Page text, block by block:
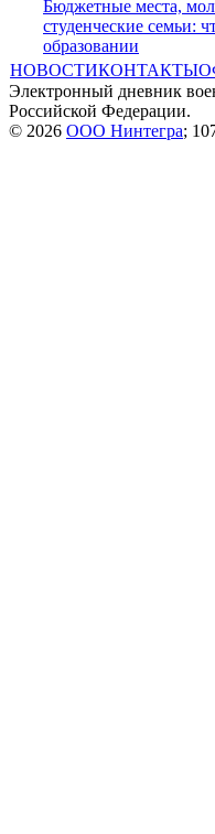
Бюджетные места,
студенческие семьи:
образовании
НОВОСТИКОНТАКТЫ
Электронный дневник
Российской Федерации.
© 2026 ООО Нинтегра;